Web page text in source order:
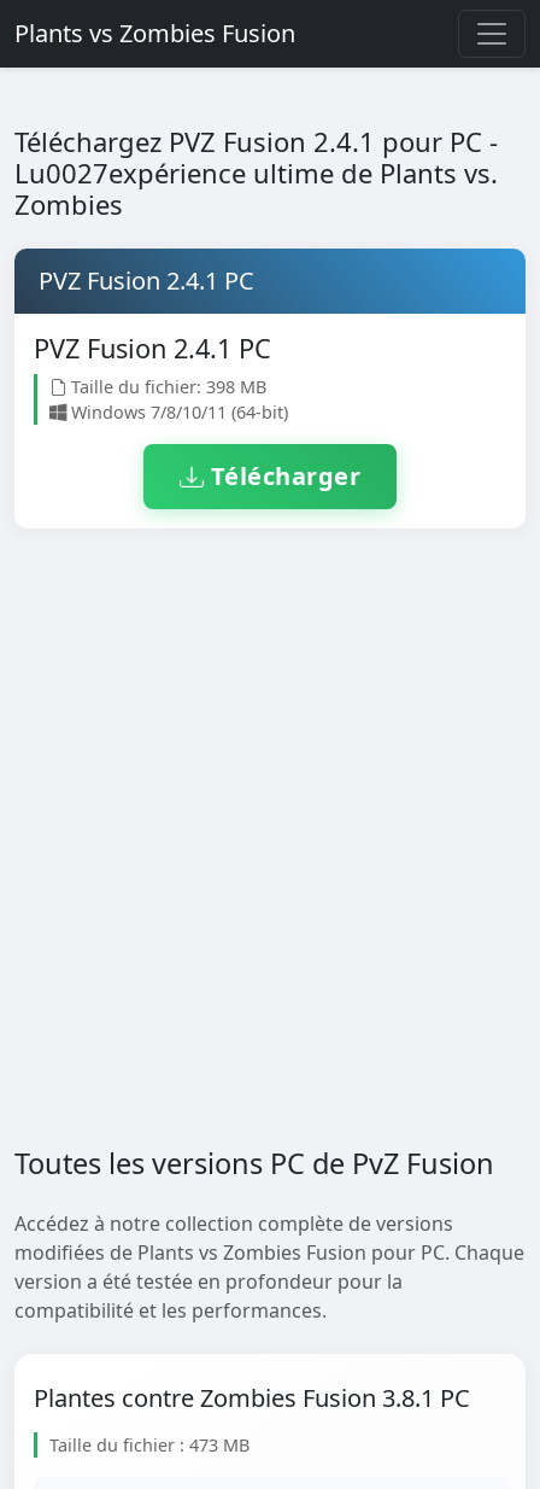
Plants vs Zombies Fusion
Téléchargez PVZ Fusion 2.4.1 pour PC -
Lu0027expérience ultime de Plants vs.
Zombies
PVZ Fusion 2.4.1 PC
PVZ Fusion 2.4.1 PC
Taille du fichier: 398 MB
Windows 7/8/10/11 (64-bit)
Télécharger
Toutes les versions PC de PvZ Fusion
Accédez à notre collection complète de versions
modifiées de Plants vs Zombies Fusion pour PC. Chaque
version a été testée en profondeur pour la
compatibilité et les performances.
Plantes contre Zombies Fusion 3.8.1 PC
Taille du fichier : 473 MB